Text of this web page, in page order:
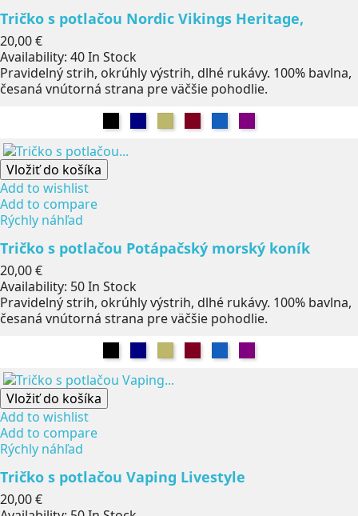
Tričko s potlačou Nordic Vikings Heritage,
Cena
20,00 €
Availability: 40 In Stock
Pravidelný strih, okrúhly výstrih, dlhé rukávy. 100% bavlna,
česaná vnútorná strana pre väčšie pohodlie.
Vložiť do košíka
Add to wishlist
Add to compare
Rýchly náhľad
Tričko s potlačou Potápačský morský koník
Cena
20,00 €
Availability: 50 In Stock
Pravidelný strih, okrúhly výstrih, dlhé rukávy. 100% bavlna,
česaná vnútorná strana pre väčšie pohodlie.
Vložiť do košíka
Add to wishlist
Add to compare
Rýchly náhľad
Tričko s potlačou Vaping Livestyle
Cena
20,00 €